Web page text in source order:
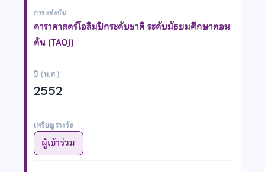
การแข่งขัน
ดาราศาสตร์โอลิมปิกระดับชาติ ระดับมัธยมศึกษาตอน
ต้น (TAOJ)
ปี (พ.ศ.)
2552
เหรียญรางวัล
ผู้เข้าร่วม